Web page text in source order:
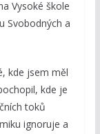
Vysoké škole
Svobodných a
kde jsem měl
kde je
toků
ignoruje a